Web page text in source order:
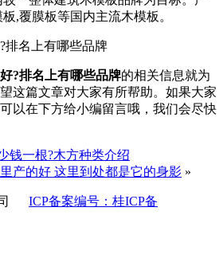
,覆膜板等国内主流木模板。
?排名上有哪些品牌的相关信息就为
这篇文章对大家有所帮助。如果大家
以在下方给小编留言哦，我们会尽快
钱一根?木方种类介绍
产的好 这里到处都是它的身影 »
司 ICP备案编号：桂ICP备